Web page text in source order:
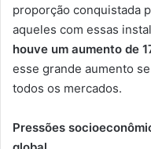
proporção conquistada
aqueles com essas
houve um aumento de
esse grande aumento
todos os mercados.
Pressões